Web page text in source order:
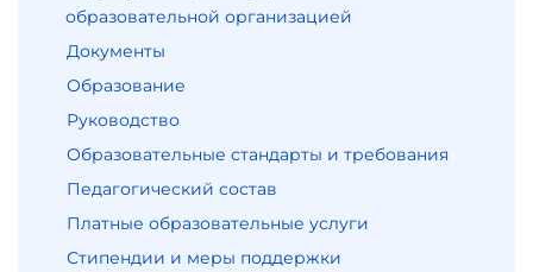
образовательной организацией
Документы
Образование
Руководство
Образовательные стандарты и требования
Педагогический состав
Платные образовательные услуги
Стипендии и меры поддержки